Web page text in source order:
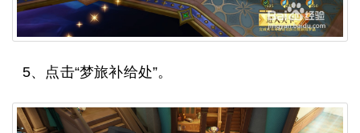
5、点击“梦旅补给处”。